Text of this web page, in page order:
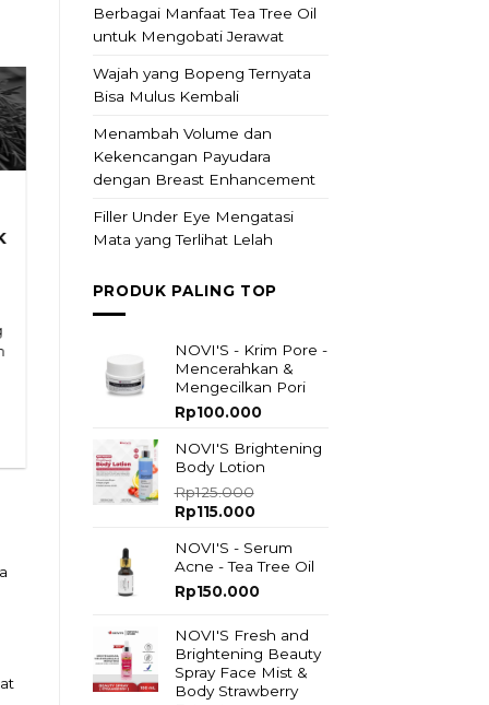
Berbagai Manfaat Tea Tree Oil
untuk Mengobati Jerawat
Wajah yang Bopeng Ternyata
Bisa Mulus Kembali
Menambah Volume dan
Kekencangan Payudara
dengan Breast Enhancement
Filler Under Eye Mengatasi
Mata yang Terlihat Lelah
PRODUK PALING TOP
NOVI'S - Krim Pore -
Mencerahkan &
Mengecilkan Pori
Rp100.000
NOVI'S Brightening
Body Lotion
Rp125.000
Original
was:
Rp125.000.
Rp115.000Current
is:
Rp115.000.
NOVI'S - Serum
Acne - Tea Tree Oil
Rp150.000
NOVI'S Fresh and
Brightening Beauty
Spray Face Mist &
Body Strawberry